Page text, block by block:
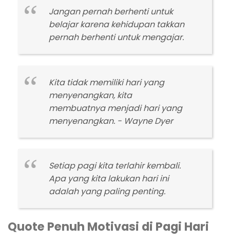
Jangan pernah berhenti untuk
belajar karena kehidupan takkan
pernah berhenti untuk mengajar.
Kita tidak memiliki hari yang
menyenangkan, kita
membuatnya menjadi hari yang
menyenangkan. - Wayne Dyer
Setiap pagi kita terlahir kembali.
Apa yang kita lakukan hari ini
adalah yang paling penting.
Quote Penuh Motivasi di Pagi Hari